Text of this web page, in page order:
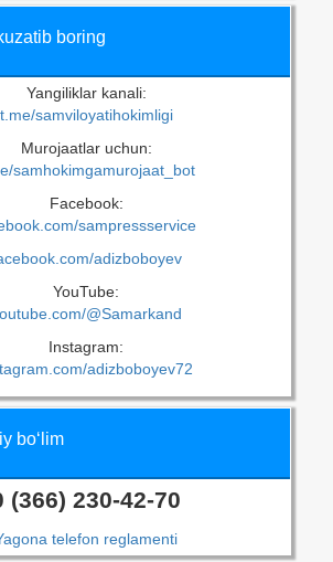
boring
Yangiliklar kanali:
t.me/samviloyatihokimligi
Murojaatlar uchun:
samhokimgamurojaat_bot
Facebook:
sampressservice
adizboboyev
YouTube:
@Samarkand
Instagram:
adizboboyev72
bo‘lim
(366) 230-42-70
telefon reglamenti